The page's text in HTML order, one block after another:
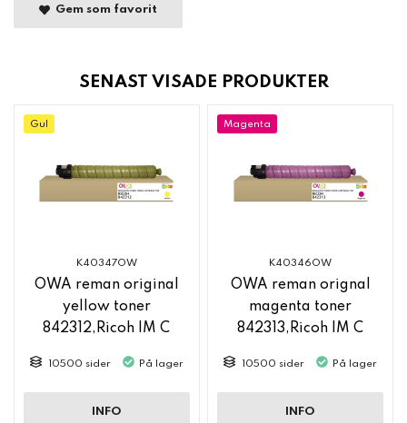
Gem som favorit
SENAST VISADE PRODUKTER
Gul
K40347OW
OWA reman original
yellow toner
842312,Ricoh IM C
10500 sider På lager
INFO
Magenta
K40346OW
OWA reman orignal
magenta toner
842313,Ricoh IM C
10500 sider På lager
INFO